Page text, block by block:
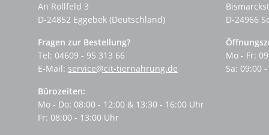
An Rollfeld 3
D-24852 Eggebek (Deutschland)
Fragen zur Bestellung?
Tel: 04609 - 95 313 66
E-Mail: service@cit-tiernahrung.de
Bürozeiten:
Mo - Do: 08:00 - 12:00 & 13:30 - 16:00 Uhr
Fr: 08:00 - 13:00 Uhr
D-24966
Mo - Fr:
Sa: 09:00